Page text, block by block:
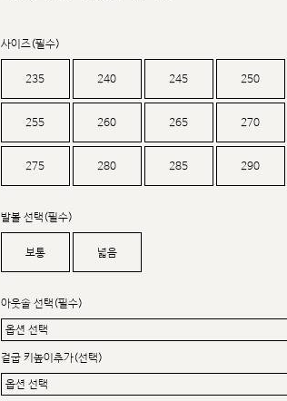
사이즈(필수)
235 240 245 250
255 260 265 270
275 280 285 290
발볼 선택(필수)
보통 넓음
아웃솔 선택(필수)
겉굽 키높이추가(선택)